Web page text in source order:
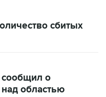
сбитых
сообщил о
областью